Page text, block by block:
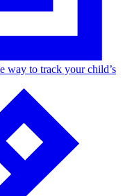
way to track your child’s